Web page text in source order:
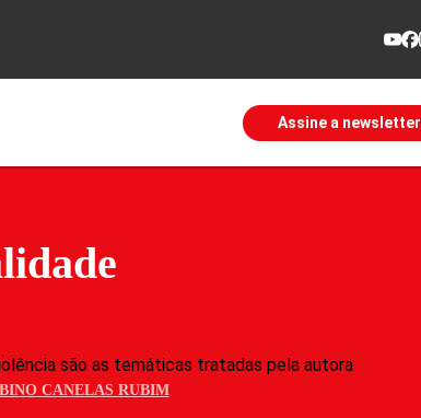
Assine a newsletter
são as temáticas tratadas pela autora
CANELAS RUBIM